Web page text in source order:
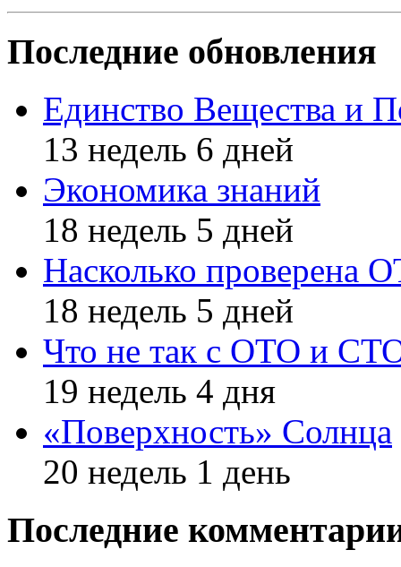
Последние обновления
Единство Вещества и
13 недель 6 дней
Экономика знаний
18 недель 5 дней
Насколько проверена
18 недель 5 дней
Что не так с ОТО и
19 недель 4 дня
«Поверхность» Солнца
20 недель 1 день
Последние